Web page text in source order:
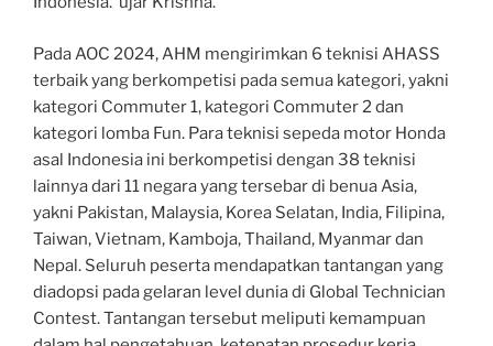
Pada AOC 2024, AHM mengirimkan 6 teknisi AHASS
terbaik yang berkompetisi pada semua kategori, yakni
kategori Commuter 1, kategori Commuter 2 dan
kategori lomba Fun. Para teknisi sepeda motor Honda
asal Indonesia ini berkompetisi dengan 38 teknisi
lainnya dari 11 negara yang tersebar di benua Asia,
yakni Pakistan, Malaysia, Korea Selatan, India, Filipina,
Taiwan, Vietnam, Kamboja, Thailand, Myanmar dan
Nepal. Seluruh peserta mendapatkan tantangan yang
diadopsi pada gelaran level dunia di Global Technician
Contest. Tantangan tersebut meliputi kemampuan